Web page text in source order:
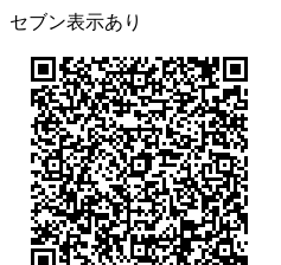
セブン表示あり